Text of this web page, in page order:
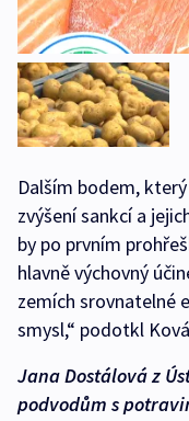
Dalším bodem,
zvýšení sankcí a
by po prvním
hlavně výchovný
zemích srovnatelné
smysl,“ podotkl
Jana Dostálová z
podvodům s